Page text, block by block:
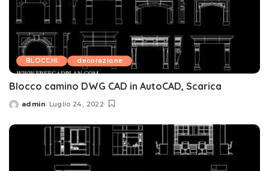
BLOCCHI decorazione
Blocco camino DWG CAD in AutoCAD, Scarica
Posted
admin Luglio 24, 2022